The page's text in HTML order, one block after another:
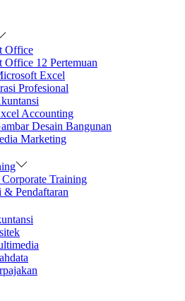
Office
Office 12 Pertemuan
Excel
Profesional
Accounting
Desain Bangunan
Marketing
Training
& Pendaftaran